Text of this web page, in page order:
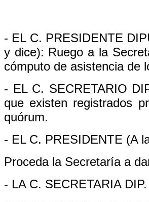
- EL C. PRESIDENTE
y dice): Ruego a la
cómputo de asistencia de
- EL C. SECRETARIO
que existen registrados
quórum.
- EL C. PRESIDENTE (A
Proceda la Secretaría a
- LA C. SECRETARIA